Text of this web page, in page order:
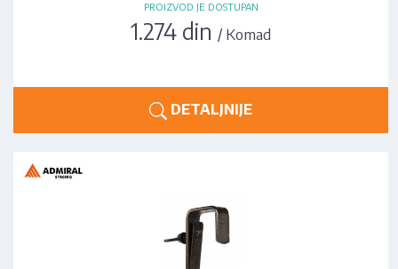
PROIZVOD JE DOSTUPAN
1.274 din / Komad
DETALJNIJE